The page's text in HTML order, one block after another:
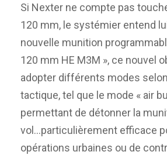
Si Nexter ne compte pas
120 mm, le systémier entend
nouvelle munition
120 mm HE M3M », ce nouvel
adopter différents modes
tactique, tel que le mode « air
permettant de détonner la
vol…particulièrement efficace
opérations urbaines ou de